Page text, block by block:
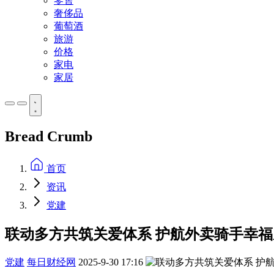
奢侈品
葡萄酒
旅游
价格
家电
家居
Bread Crumb
首页
资讯
党建
联动多方共筑关爱体系 护航外卖骑手幸
党建 每日财经网 2025-9-30 17:16